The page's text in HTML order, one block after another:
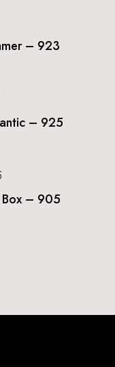
– 923
– 925
Box – 905